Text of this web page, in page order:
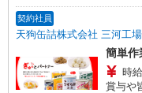
契約社員
天狗缶詰株式会社 三河工場
簡単作
時給
賞与や皆